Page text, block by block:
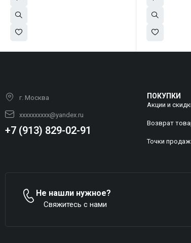
г. Москва
xxxxxxxxxx@yandex.ru
+7 (913) 829-02-91
ПОКУПКИ
Акции и
Возврат
Точки продаж
Не нашли нужное?
Свяжитесь с нами